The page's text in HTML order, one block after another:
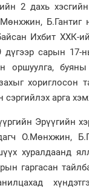
2 дахь
Б.Гантиг
Ихбит ХХК-
сарын 17-
оршуулга,
хориглосон
сэргийлэх арга
Эрүүгийн
О.Мөнхжин,
хуралдаанд
гаргасан